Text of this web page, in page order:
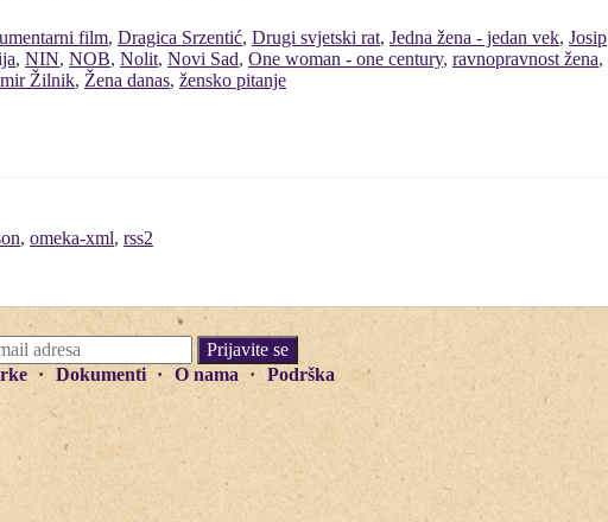
film, Dragica Srzentić, Drugi svjetski rat, Jedna žena - jedan vek, Josip
, NIN, NOB, Nolit, Novi Sad, One woman - one century, ravnopravnost žena,
Žilnik, Žena danas, žensko pitanje
, omeka-xml, rss2
Dokumenti O nama
Podrška